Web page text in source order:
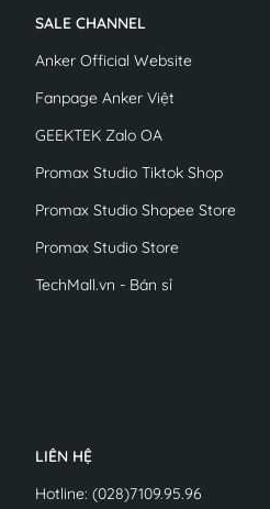
SALE CHANNEL
Anker Official Website
Fanpage Anker Việt
GEEKTEK Zalo OA
Promax Studio Tiktok Shop
Promax Studio Shopee Store
Promax Studio Store
TechMall.vn - Bán sỉ
LIÊN HỆ
Hotline: (028)7109.95.96